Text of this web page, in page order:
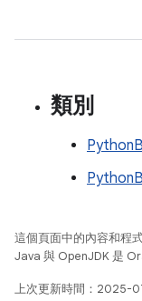
類別
這個頁面中的內容和程
Java 與 OpenJDK 是
上次更新時間：2025-